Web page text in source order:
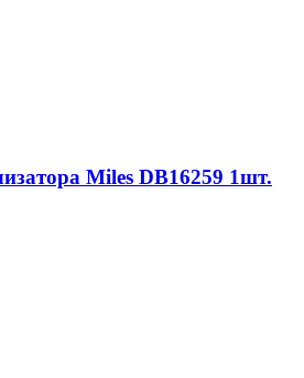
Miles DB16259 1шт.